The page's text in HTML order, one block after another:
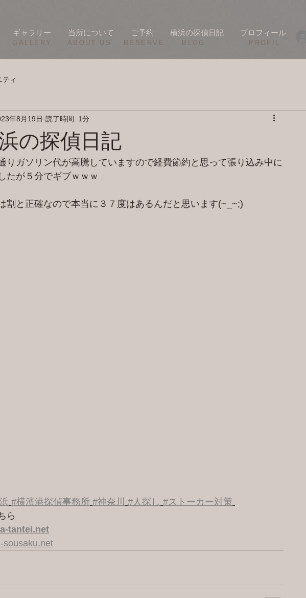
ギャラリー 当所について ご予約 横浜の探偵日記 プロフィール
​GALLERY ​ABOUT US ​PROFIL
RESERVE BLOG
ティ
浜の探偵日記
年8月19日 読了時間: 1分
りガソリン代が高騰していますので経費節約と思って張り込み中に
たが５分でギブｗｗｗ
割と正確なので本当に３７度はあるんだと思います(~_~;)
#横濱港探偵事務所 #神奈川 #人探し #ストーカー対策
ら
tantei.net
sousaku.net